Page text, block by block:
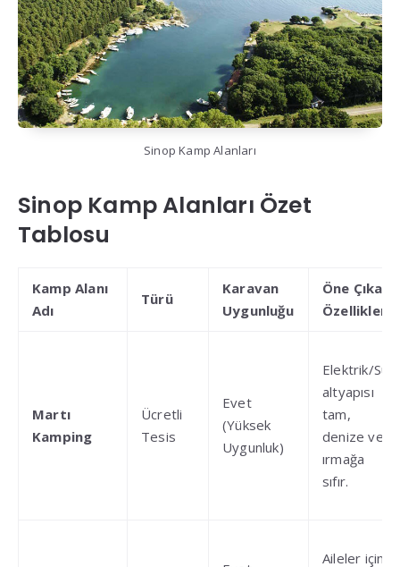
Sinop Kamp Alanları
Sinop Kamp Alanları Özet
Tablosu
Kamp Alanı
Adı
Türü
Karavan
Uygunluğu
Öne Çıkan
Özellikleri
Martı
Kamping
Ücretli
Tesis
Evet
(Yüksek
Uygunluk)
Elektrik/Su
altyapısı
tam,
denize ve
ırmağa
sıfır.
Aileler için